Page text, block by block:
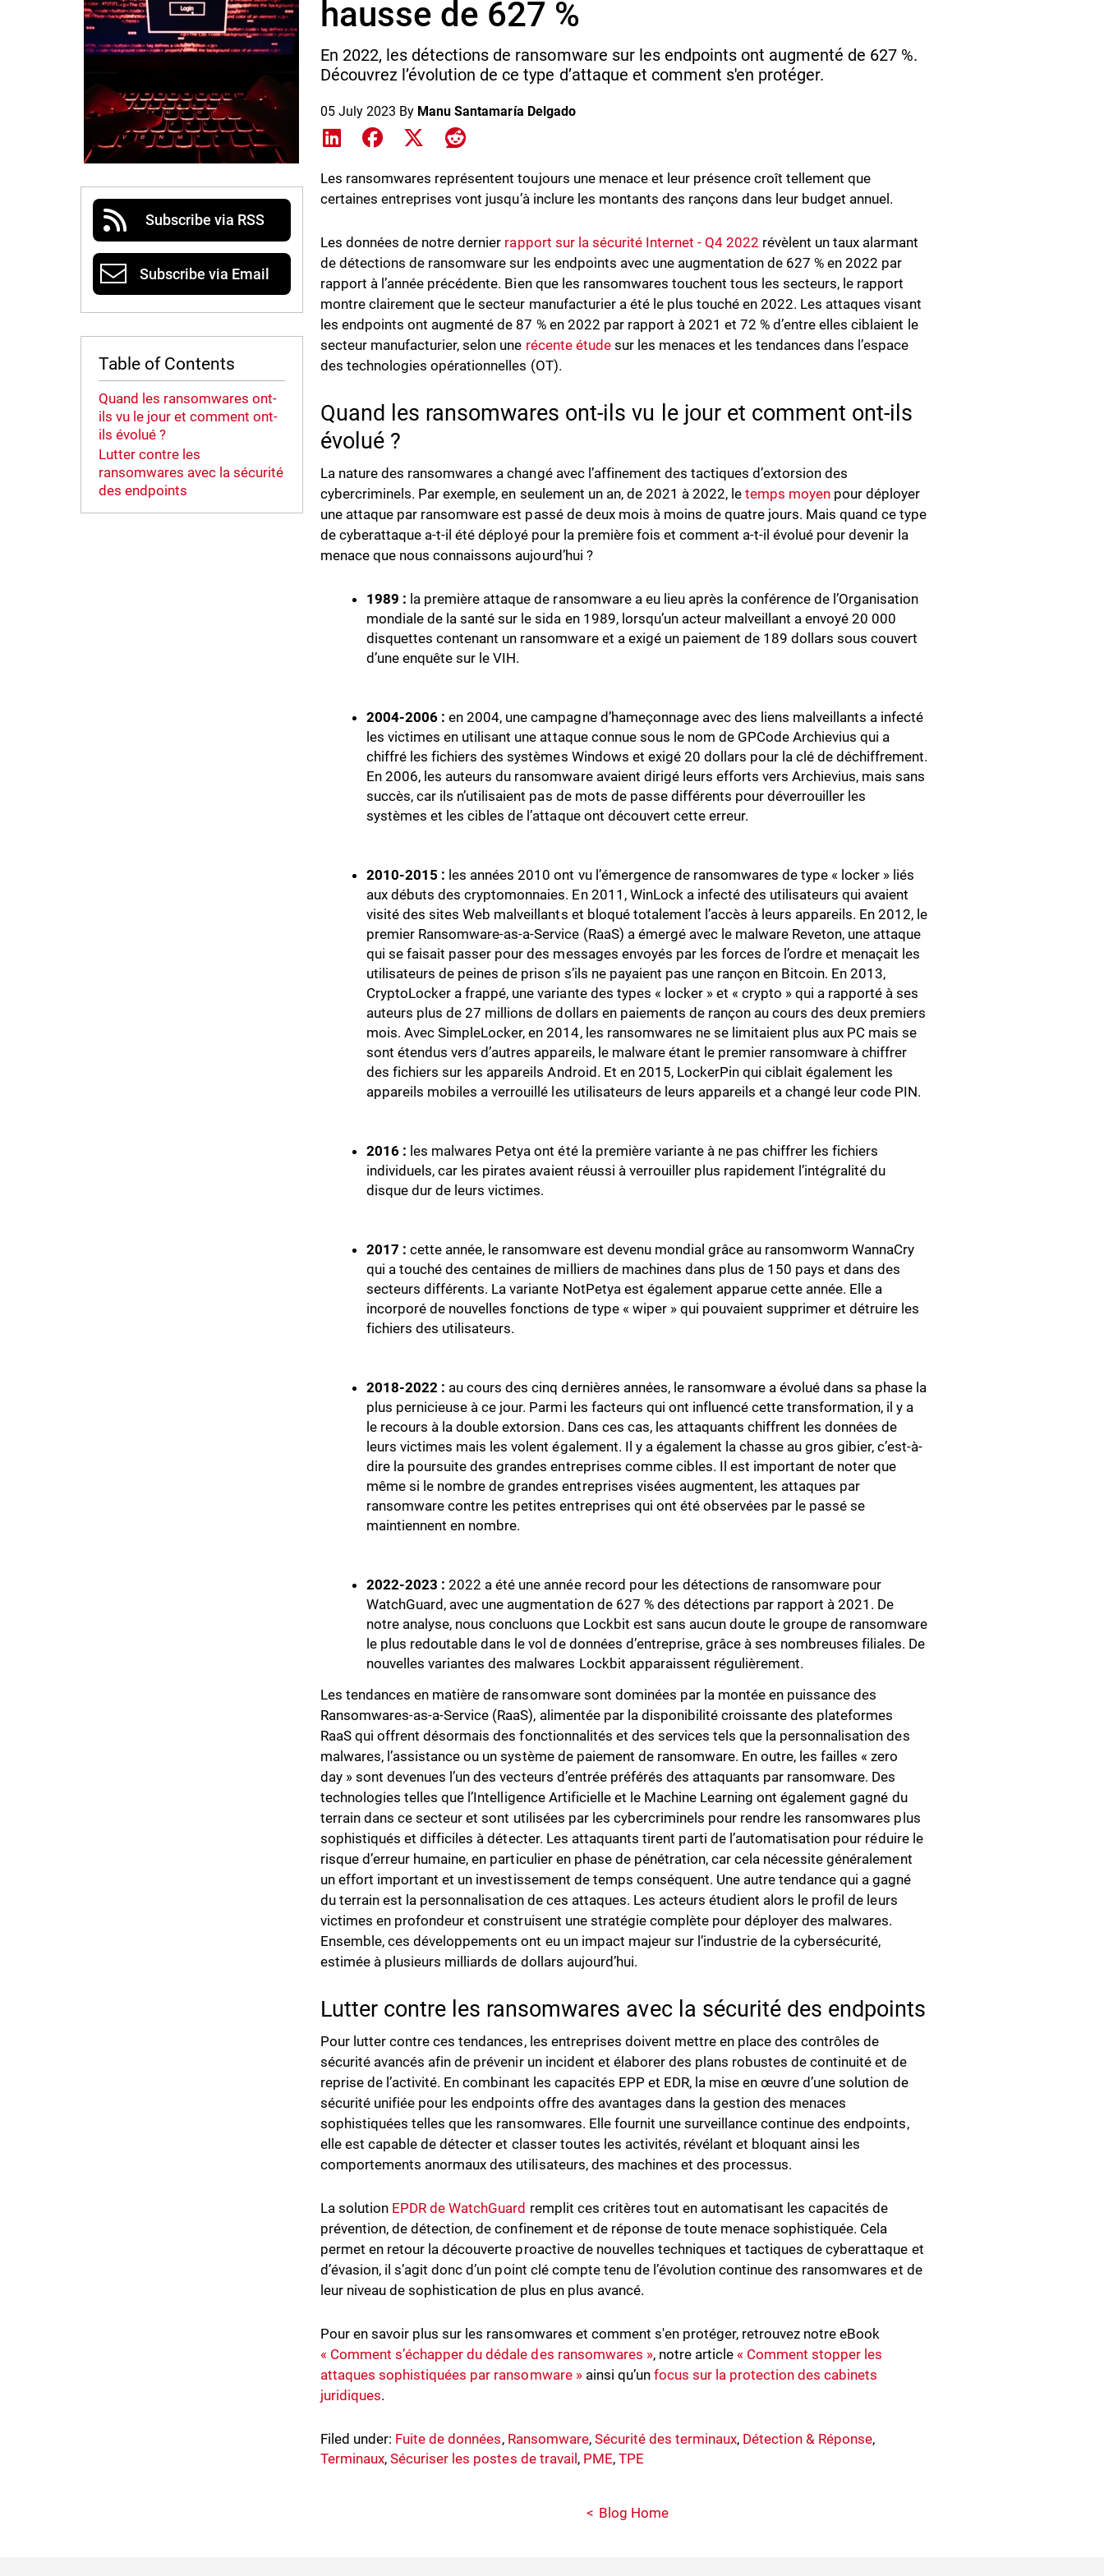
Subscribe via RSS
Subscribe via Email
Table of Contents
Quand les ransomwares ont-
ils vu le jour et comment ont-
ils évolué ?
Lutter contre les
ransomwares avec la sécurité
des endpoints
hausse de 627 %
En 2022, les détections de ransomware sur les endpoints ont augmenté de 627 %.
Découvrez l’évolution de ce type d’attaque et comment s'en protéger.
05 July 2023 By Manu Santamaría Delgado
Share on LinkedIn
Share on Facebook
Share on XShare on Reddit
Les ransomwares représentent toujours une menace et leur présence croît tellement que
certaines entreprises vont jusqu’à inclure les montants des rançons dans leur budget annuel.
Les données de notre dernier rapport sur la sécurité Internet - Q4 2022 révèlent un taux alarmant
de détections de ransomware sur les endpoints avec une augmentation de 627 % en 2022 par
rapport à l’année précédente. Bien que les ransomwares touchent tous les secteurs, le rapport
montre clairement que le secteur manufacturier a été le plus touché en 2022. Les attaques visant
les endpoints ont augmenté de 87 % en 2022 par rapport à 2021 et 72 % d’entre elles ciblaient le
secteur manufacturier, selon une récente étudesur les menaces et les tendances dans l’espace
des technologies opérationnelles (OT).
Quand les ransomwares ont-ils vu le jour et comment ont-ils
évolué ?
La nature des ransomwares a changé avec l’affinement des tactiques d’extorsion des
cybercriminels. Par exemple, en seulement un an, de 2021 à 2022, letemps moyen pour déployer
une attaque par ransomware est passé de deux mois à moins de quatre jours. Mais quand ce type
de cyberattaque a-t-il été déployé pour la première fois et comment a-t-il évolué pour devenir la
menace que nous connaissons aujourd’hui ?
1989 : la première attaque de ransomware a eu lieu après la conférence de l’Organisation
mondiale de la santé sur le sida en 1989, lorsqu’un acteur malveillant a envoyé 20 000
disquettes contenant un ransomware et a exigé un paiement de 189 dollars sous couvert
d’une enquête sur le VIH.
2004-2006 :en 2004, une campagne d’hameçonnage avec des liens malveillants a infecté
les victimes en utilisant une attaque connue sous le nom de GPCode Archievius qui a
chiffré les fichiers des systèmes Windows et exigé 20 dollars pour la clé de déchiffrement.
En 2006, les auteurs du ransomware avaient dirigé leurs efforts vers Archievius, mais sans
succès, car ils n’utilisaient pas de mots de passe différents pour déverrouiller les
systèmes et les cibles de l’attaque ont découvert cette erreur.
2010-2015 : les années 2010 ont vu l’émergence de ransomwares de type « locker » liés
aux débuts des cryptomonnaies. En 2011, WinLock a infecté des utilisateurs qui avaient
visité des sites Web malveillants et bloqué totalement l’accès à leurs appareils. En 2012, le
premier Ransomware-as-a-Service (RaaS) a émergé avec le malware Reveton, une attaque
qui se faisait passer pour des messages envoyés par les forces de l’ordre et menaçait les
utilisateurs de peines de prison s’ils ne payaient pas une rançon en Bitcoin. En 2013,
CryptoLocker a frappé, une variante des types « locker » et « crypto » qui a rapporté à ses
auteurs plus de 27 millions de dollars en paiements de rançon au cours des deux premiers
mois. Avec SimpleLocker, en 2014, les ransomwares ne se limitaient plus aux PC mais se
sont étendus vers d’autres appareils, le malware étant le premier ransomware à chiffrer
des fichiers sur les appareils Android. Et en 2015, LockerPin qui ciblait également les
appareils mobiles a verrouillé les utilisateurs de leurs appareils et a changé leur code PIN.
2016 : les malwares Petya ont été la première variante à ne pas chiffrer les fichiers
individuels, car les pirates avaient réussi à verrouiller plus rapidement l’intégralité du
disque dur de leurs victimes.
2017 : cette année, le ransomware est devenu mondial grâce au ransomworm WannaCry
qui a touché des centaines de milliers de machines dans plus de 150 pays et dans des
secteurs différents. La variante NotPetya est également apparue cette année. Elle a
incorporé de nouvelles fonctions de type « wiper » qui pouvaient supprimer et détruire les
fichiers des utilisateurs.
2018-2022 : au cours des cinq dernières années, le ransomware a évolué dans sa phase la
plus pernicieuse à ce jour. Parmi les facteurs qui ont influencé cette transformation, il y a
le recours à la double extorsion. Dans ces cas, les attaquants chiffrent les données de
leurs victimes mais les volent également. Il y a également la chasse au gros gibier, c’est-à-
dire la poursuite des grandes entreprises comme cibles. Il est important de noter que
même si le nombre de grandes entreprises visées augmentent, les attaques par
ransomware contre les petites entreprises qui ont été observées par le passé se
maintiennent en nombre.
2022-2023 :2022 a été une année record pour les détections de ransomware pour
WatchGuard, avec une augmentation de 627 % des détections par rapport à 2021. De
notre analyse, nous concluons que Lockbit est sans aucun doute le groupe de ransomware
le plus redoutable dans le vol de données d’entreprise, grâce à ses nombreuses filiales. De
nouvelles variantes des malwares Lockbit apparaissent régulièrement.
Les tendances en matière de ransomware sont dominées par la montée en puissance des
Ransomwares-as-a-Service (RaaS), alimentée par la disponibilité croissante des plateformes
RaaS qui offrent désormais des fonctionnalités et des services tels que la personnalisation des
malwares, l’assistance ou un système de paiement de ransomware. En outre, les failles « zero
day » sont devenues l’un des vecteurs d’entrée préférés des attaquants par ransomware. Des
technologies telles que l’Intelligence Artificielle et le Machine Learning ont également gagné du
terrain dans ce secteur et sont utilisées par les cybercriminels pour rendre les ransomwares plus
sophistiqués et difficiles à détecter. Les attaquants tirent parti de l’automatisation pour réduire le
risque d’erreur humaine, en particulier en phase de pénétration, car cela nécessite généralement
un effort important et un investissement de temps conséquent. Une autre tendance qui a gagné
du terrain est la personnalisation de ces attaques. Les acteurs étudient alors le profil de leurs
victimes en profondeur et construisent une stratégie complète pour déployer des malwares.
Ensemble, ces développements ont eu un impact majeur sur l’industrie de la cybersécurité,
estimée à plusieurs milliards de dollars aujourd’hui.
Lutter contre les ransomwares avec la sécurité des endpoints
Pour lutter contre ces tendances, les entreprises doivent mettre en place des contrôles de
sécurité avancés afin de prévenir un incident et élaborer des plans robustes de continuité et de
reprise de l’activité. En combinant les capacités EPP et EDR, la mise en œuvre d’une solution de
sécurité unifiée pour les endpoints offre des avantages dans la gestion des menaces
sophistiquées telles que les ransomwares. Elle fournit une surveillance continue des endpoints,
elle est capable de détecter et classer toutes les activités, révélant et bloquant ainsi les
comportements anormaux des utilisateurs, des machines et des processus.
La solution EPDR de WatchGuard remplit ces critères tout en automatisant les capacités de
prévention, de détection, de confinement et de réponse de toute menace sophistiquée. Cela
permet en retour la découverte proactive de nouvelles techniques et tactiques de cyberattaque et
d’évasion, il s’agit donc d’un point clé compte tenu de l’évolution continue des ransomwares et de
leur niveau de sophistication de plus en plus avancé.
Pour en savoir plus sur les ransomwares et comment s'en protéger, retrouvez notre eBook
« Comment s’échapper du dédale des ransomwares », notre article « Comment stopper les
attaques sophistiquées par ransomware »ainsi qu’un focus sur la protection des cabinets
juridiques.
Filed under: Fuite de données, Ransomware, Sécurité des terminaux, Détection & Réponse,
Terminaux,Sécuriser les postes de travail , PME, TPE
Blog Home